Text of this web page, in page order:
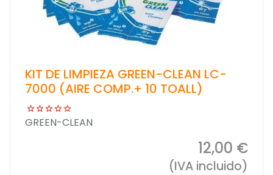
KIT DE LIMPIEZA GREEN-CLEAN LC-
7000 (AIRE COMP.+ 10 TOALL)
GREEN-CLEAN
12,00 €
(IVA incluido)